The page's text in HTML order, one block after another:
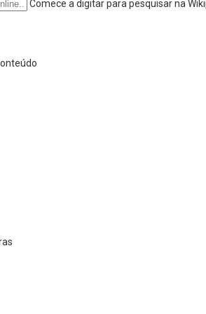
Comece a digitar para pesquisar na